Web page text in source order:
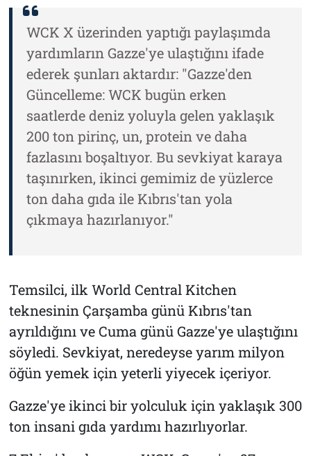
WCK X üzerinden yaptığı paylaşımda
yardımların Gazze'ye ulaştığını ifade
ederek şunları aktardır: "Gazze'den
Güncelleme: WCK bugün erken
saatlerde deniz yoluyla gelen yaklaşık
200 ton pirinç, un, protein ve daha
fazlasını boşaltıyor. Bu sevkiyat karaya
taşınırken, ikinci gemimiz de yüzlerce
ton daha gıda ile Kıbrıs'tan yola
çıkmaya hazırlanıyor."
Temsilci, ilk World Central Kitchen
teknesinin Çarşamba günü Kıbrıs'tan
ayrıldığını ve Cuma günü Gazze'ye ulaştığını
söyledi. Sevkiyat, neredeyse yarım milyon
öğün yemek için yeterli yiyecek içeriyor.
Gazze'ye ikinci bir yolculuk için yaklaşık 300
ton insani gıda yardımı hazırlıyorlar.